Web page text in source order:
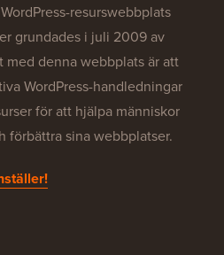
resurswebbplats
grundades i juli 2009 av
med denna webbplats är att
WordPress-handledningar
för att hjälpa människor
förbättra sina webbplatser.